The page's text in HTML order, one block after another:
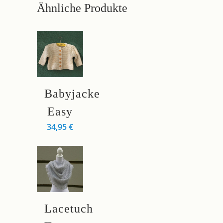
Ähnliche Produkte
Produkt
weist
mehrere
auf.
Die
Optionen
können
der
Babyjacke
Easy
34,95€
Produkt
Lacetuch